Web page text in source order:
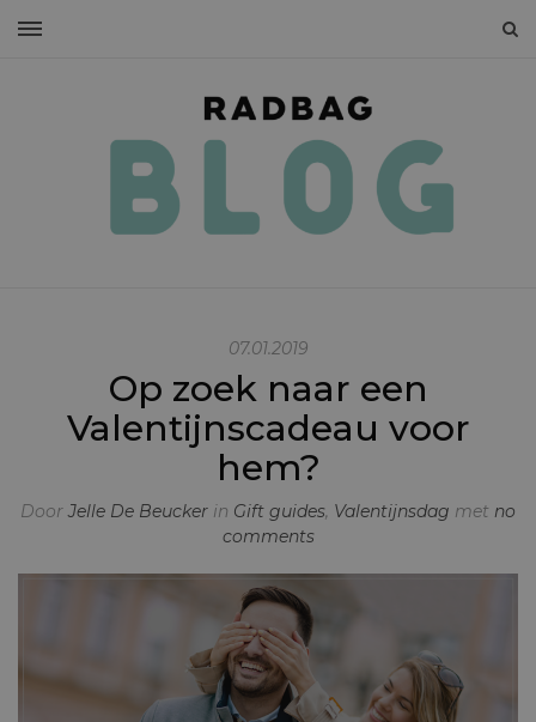
07.01.2019
Op zoek naar een
Valentijnscadeau voor
hem?
DoorJelle De Beucker in Gift guides, Valentijnsdag met no
comments